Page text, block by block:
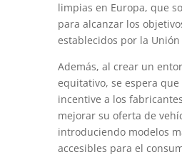
limpias en Europa, que
para alcanzar los
establecidos por la Unión
Además, al crear un
equitativo, se espera
incentive a los
mejorar su oferta de
introduciendo modelos
accesibles para el